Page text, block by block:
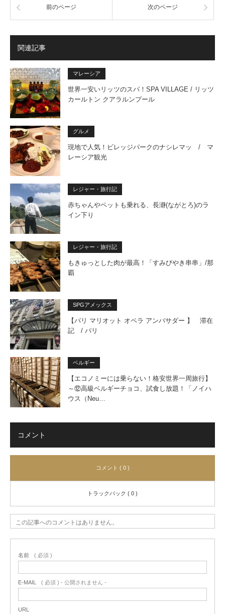
前のページ 次のページ
関連記事
マレーシア
世界一安いリッツのスパ！SPA VILLAGE / リッツ
カールトン クアラルンプール
グルメ
現地で人気！ビレッジパークのナシレマッ / マ
レーシア観光
レジャー・旅行記
赤ちゃんやペットも乗れる、長瀞(ながとろ)のラ
イン下り
レジャー・旅行記
もきゅっとした肉が最高！「すみびやき串串」/那
覇
SPGアメックス
【パリ マリオット オペラ アンバサダー 】 滞在
記 / パリ
ベルギー
【エコノミーには乗らない！格安世界一周旅行】
～⑫高級ベルギーチョコ、試食し放題！「ノイハ
ウス（Neu…
コメント
コメント ( 0 )
トラックバック ( 0 )
この記事へのコメントはありません。
名前 ( 必須 )
E-MAIL ( 必須 ) - 公開されません -
URL